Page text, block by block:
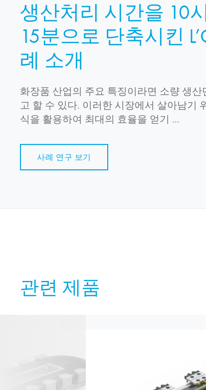
생산처리 시간을 10
15분으로 단축시킨
례 소개
화장품 산업의 주요 특징이라면 소량 생
고 할 수 있다. 이러한 시장에서 살아남기
식을 활용하여 최대의 효율을 얻기 ...
사례 연구 보기
관련 제품